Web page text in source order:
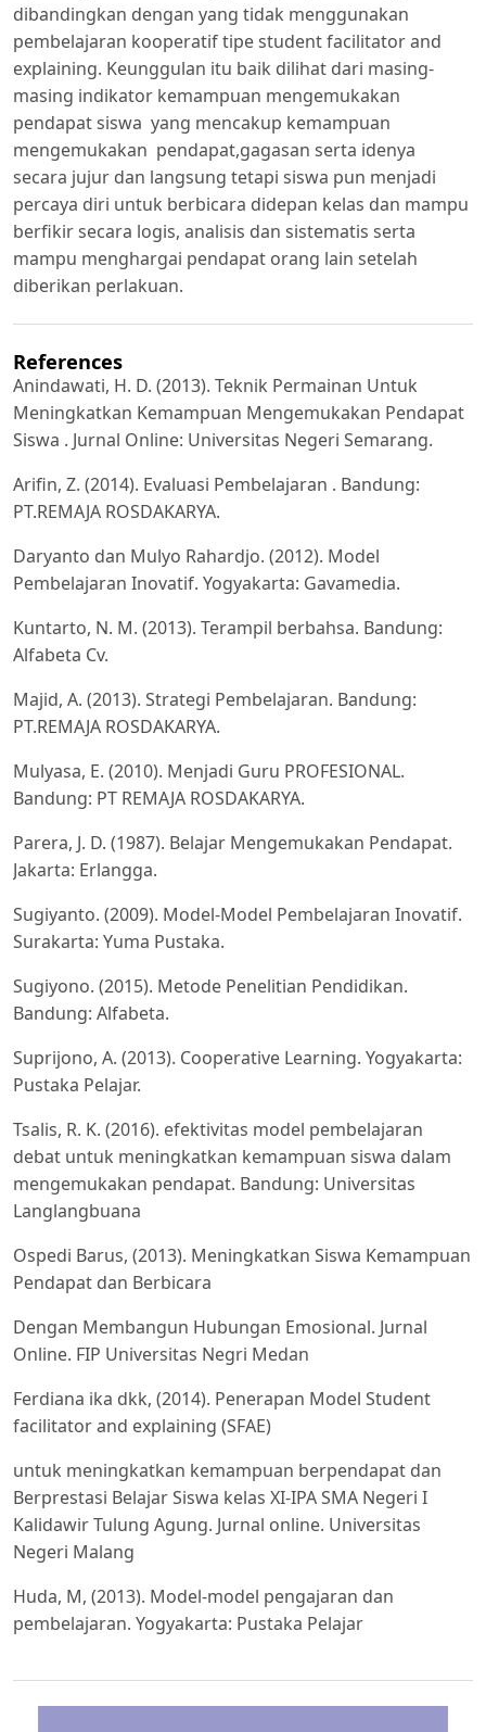
dibandingkan dengan yang tidak menggunakan
pembelajaran kooperatif tipe student facilitator and
explaining. Keunggulan itu baik dilihat dari masing-
masing indikator kemampuan mengemukakan
pendapat siswa yang mencakup kemampuan
mengemukakan pendapat,gagasan serta idenya
secara jujur dan langsung tetapi siswa pun menjadi
percaya diri untuk berbicara didepan kelas dan mampu
berfikir secara logis, analisis dan sistematis serta
mampu menghargai pendapat orang lain setelah
diberikan perlakuan.
References
Anindawati, H. D. (2013). Teknik Permainan Untuk
Meningkatkan Kemampuan Mengemukakan Pendapat
Siswa . Jurnal Online: Universitas Negeri Semarang.
Arifin, Z. (2014). Evaluasi Pembelajaran . Bandung:
PT.REMAJA ROSDAKARYA.
Daryanto dan Mulyo Rahardjo. (2012). Model
Pembelajaran Inovatif. Yogyakarta: Gavamedia.
Kuntarto, N. M. (2013). Terampil berbahsa. Bandung:
Alfabeta Cv.
Majid, A. (2013). Strategi Pembelajaran. Bandung:
PT.REMAJA ROSDAKARYA.
Mulyasa, E. (2010). Menjadi Guru PROFESIONAL.
Bandung: PT REMAJA ROSDAKARYA.
Parera, J. D. (1987). Belajar Mengemukakan Pendapat.
Jakarta: Erlangga.
Sugiyanto. (2009). Model-Model Pembelajaran Inovatif.
Surakarta: Yuma Pustaka.
Sugiyono. (2015). Metode Penelitian Pendidikan.
Bandung: Alfabeta.
Suprijono, A. (2013). Cooperative Learning. Yogyakarta:
Pustaka Pelajar.
Tsalis, R. K. (2016). efektivitas model pembelajaran
debat untuk meningkatkan kemampuan siswa dalam
mengemukakan pendapat. Bandung: Universitas
Langlangbuana
Ospedi Barus, (2013). Meningkatkan Siswa Kemampuan
Pendapat dan Berbicara
Dengan Membangun Hubungan Emosional. Jurnal
Online. FIP Universitas Negri Medan
Ferdiana ika dkk, (2014). Penerapan Model Student
facilitator and explaining (SFAE)
untuk meningkatkan kemampuan berpendapat dan
Berprestasi Belajar Siswa kelas XI-IPA SMA Negeri I
Kalidawir Tulung Agung. Jurnal online. Universitas
Negeri Malang
Huda, M, (2013). Model-model pengajaran dan
pembelajaran. Yogyakarta: Pustaka Pelajar